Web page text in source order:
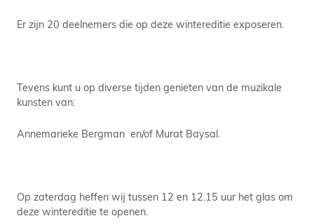
Er zijn 20 deelnemers die op deze wintereditie exposeren.
Tevens kunt u op diverse tijden genieten van de muzikale
kunsten van:
Annemarieke Bergman en/of Murat Baysal.
Op zaterdag heffen wij tussen 12 en 12.15 uur het glas om
deze wintereditie te openen.